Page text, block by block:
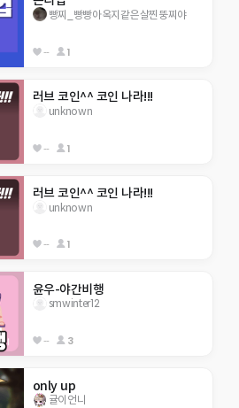
빵찌_빵빵아옥지같은살찐뚱찌야
-- 1
러브 코인^^ 코인 나라!!!
unknown
-- 1
러브 코인^^ 코인 나라!!!
unknown
-- 1
윤우-야간비행
smwinter12
-- 3
only up
귤이언니